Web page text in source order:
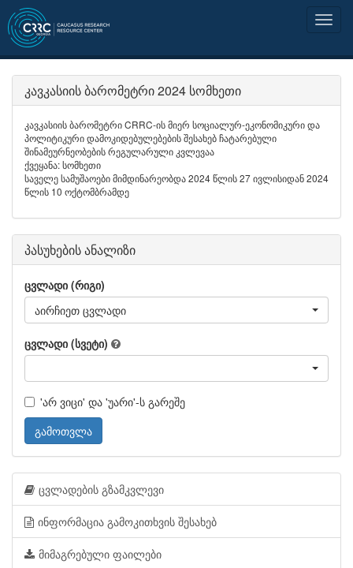
კავკასიის ბარომეტრი 2024 სომხეთი
კავკასიის ბარომეტრი CRRC-ის მიერ სოციალურ-ეკონომიკური და
პოლიტიკური დამოკიდებულებების შესახებ ჩატარებული
შინამეურნეობების რეგულარული კვლევაა
ქვეყანა: სომხეთი
საველე სამუშაოები მიმდინარეობდა 2024 წლის 27 ივლისიდან 2024
წლის 10 ოქტომბრამდე
პასუხების ანალიზი
ცვლადი (რიგი)
აირჩიეთ ცვლადი
ცვლადი (სვეტი)
'არ ვიცი' და 'უარი'-ს გარეშე
გამოთვლა
ცვლადების გზამკვლევი
ინფორმაცია გამოკითხვის შესახებ
მიმაგრებული ფაილები